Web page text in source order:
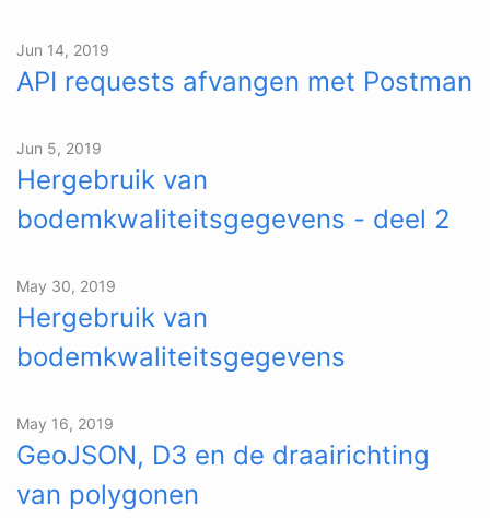
Jun 14, 2019
API requests afvangen met Postman
Jun 5, 2019
Hergebruik van
bodemkwaliteitsgegevens - deel 2
May 30, 2019
Hergebruik van
bodemkwaliteitsgegevens
May 16, 2019
GeoJSON, D3 en de draairichting
van polygonen